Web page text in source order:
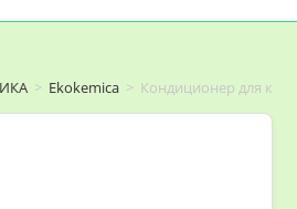
> Ekokemica > Кондиционер для